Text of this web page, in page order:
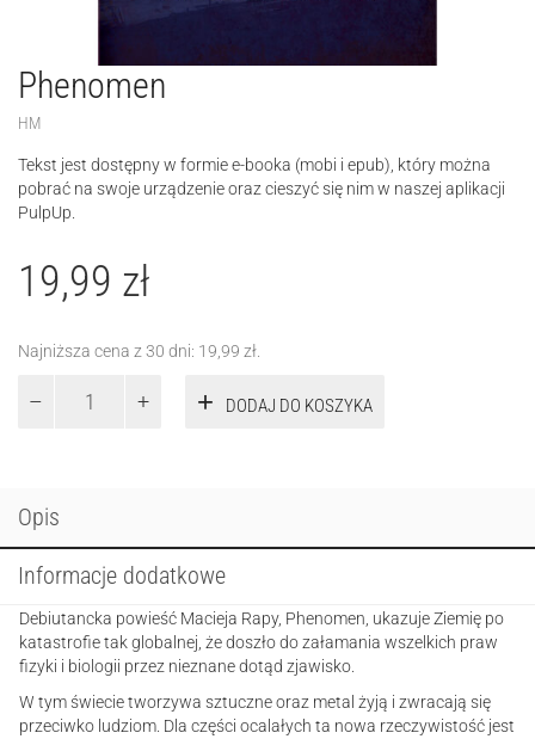
Phenomen
HM
Tekst jest dostępny w formie e-booka (mobi i epub), który można
pobrać na swoje urządzenie oraz cieszyć się nim w naszej aplikacji
PulpUp.
19,99 zł
Najniższa cena z 30 dni: 19,99 zł
Phenomen
DODAJ DO KOSZYKA
Opis
Informacje dodatkowe
Debiutancka powieść Macieja Rapy, Phenomen, ukazuje Ziemię po
katastrofie tak globalnej, że doszło do załamania wszelkich praw
fizyki i biologii przez nieznane dotąd zjawisko.
W tym świecie tworzywa sztuczne oraz metal żyją i zwracają się
przeciwko ludziom. Dla części ocalałych ta nowa rzeczywistość jest